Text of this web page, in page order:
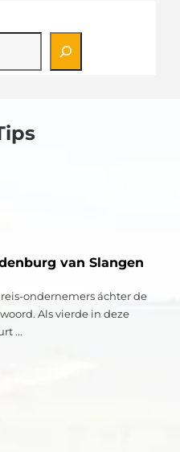
van Slangen
ondernemers áchter de
Als vierde in deze
...